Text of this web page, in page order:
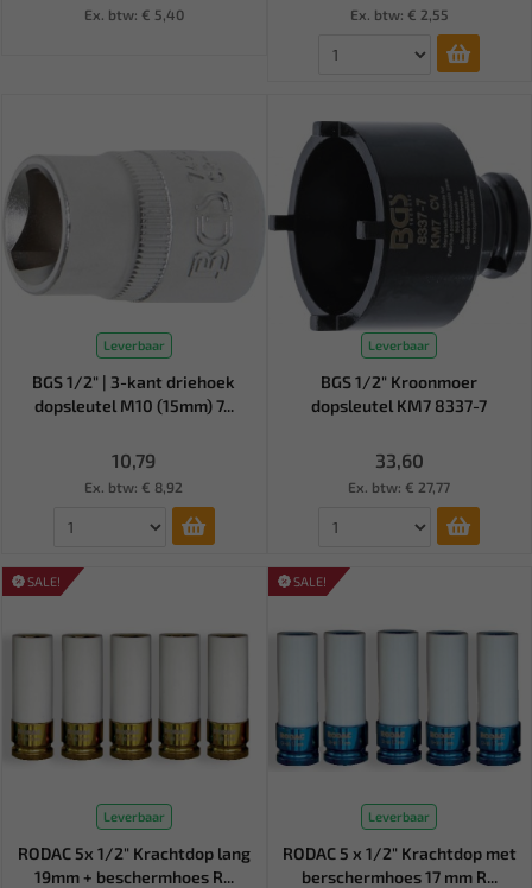
Ex. btw: € 5,40
Ex. btw: € 2,55
Leverbaar
BGS 1/2" | 3-kant driehoek
dopsleutel M10 (15mm) 7...
10,79
Ex. btw: € 8,92
Leverbaar
BGS 1/2" Kroonmoer
dopsleutel KM7 8337-7
33,60
Ex. btw: € 27,77
SALE!
Leverbaar
RODAC 5x 1/2" Krachtdop lang
19mm + beschermhoes R...
SALE!
Leverbaar
RODAC 5 x 1/2" Krachtdop met
berschermhoes 17 mm R...